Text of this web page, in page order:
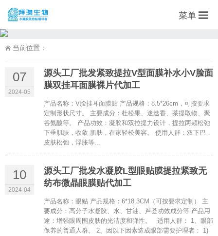
菜单
当前位置：
07
2024-05
源头工厂批发紧致提拉V型面膜补水小V脸面
膜双挂耳面膜裸片代加工
产品名称：V脸挂耳面膜贴 产品规格：8.5*26cm，可按要求
定制形状尺寸。 主要成分：杜松果、迷迭香、茶提取物、聚
谷氨酸等。 产品功效：凝胶和双拉提力设计，提拉两颊松弛
下垂肌肤，收敛 肌肤，在家轻松美容。 使用人群：双下巴，
皮肤松弛，浮胀等...
10
2024-04
源头工厂批发水凝胶L型眼贴膜提拉紧致无
纺布微晶眼膜贴代加工
产品名称：眼贴 产品规格：6*18.3CM（可按要求定制） 主
要成分：高分子水凝胶、水、甘油、芦荟功效成分等 产品用
途：增强眼周围皮肤的光洁度和弹性。 适用人群： 1、眼部
保养的普通人群。 2、因以下因素造成眼部需要护理者： 1)